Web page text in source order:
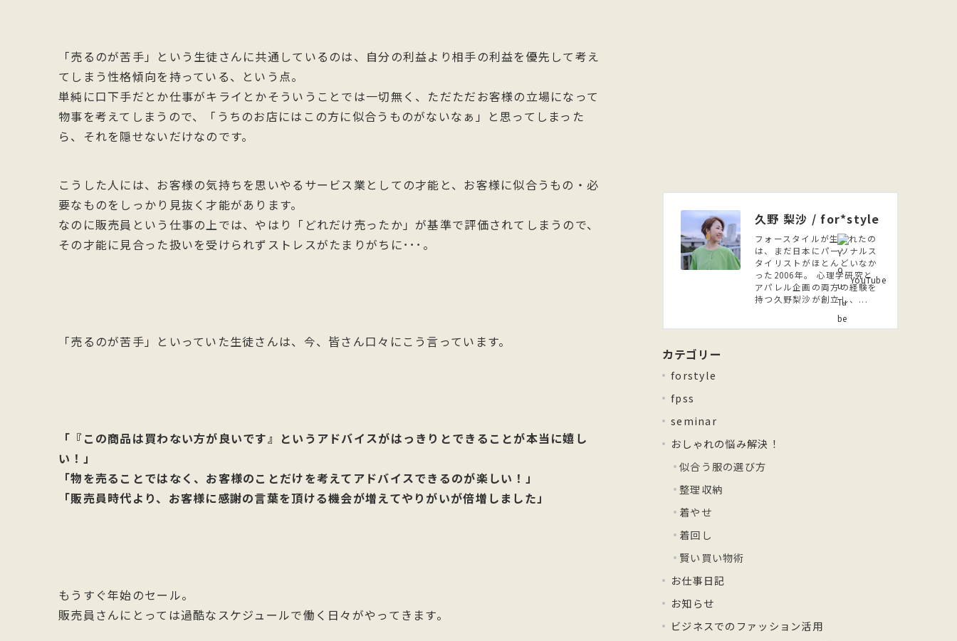
「売るのが苦手」という生徒さんに共通しているのは、自分の利益より相手の利益を優先して考え
てしまう性格傾向を持っている、という点。
単純に口下手だとか仕事がキライとかそういうことでは一切無く、ただただお客様の立場になって
物事を考えてしまうので、「うちのお店にはこの方に似合うものがないなぁ」と思ってしまった
ら、それを隠せないだけなのです。
こうした人には、お客様の気持ちを思いやるサービス業としての才能と、お客様に似合うもの・必
要なものをしっかり見抜く才能があります。
なのに販売員という仕事の上では、やはり「どれだけ売ったか」が基準で評価されてしまうので、
その才能に見合った扱いを受けられずストレスがたまりがちに･･･。
「売るのが苦手」といっていた生徒さんは、今、皆さん口々にこう言っています。
「『この商品は買わない方が良いです』というアドバイスがはっきりとできることが本当に嬉し
い！」
「物を売ることではなく、お客様のことだけを考えてアドバイスできるのが楽しい！」
「販売員時代より、お客様に感謝の言葉を頂ける機会が増えてやりがいが倍増しました」
もうすぐ年始のセール。
販売員さんにとっては過酷なスケジュールで働く日々がやってきます。
久野 梨沙 / for*style
フォースタイルが生まれたの
は、まだ日本にパーソナルス
タイリストがほとんどいなか
った2006年。 ⼼理学研究と
アパレル企画の両方の経験を
持つ久野梨沙が創立し、...
YouTube
カテゴリー
forstyle
fpss
seminar
おしゃれの悩み解決！
似合う服の選び方
整理収納
着やせ
着回し
賢い買い物術
お仕事日記
お知らせ
ビジネスでのファッション活用